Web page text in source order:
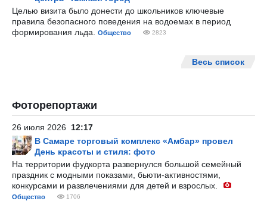
Целью визита было донести до школьников ключевые
правила безопасного поведения на водоемах в период
формирования льда.
Общество 2823
Весь список
Фоторепортажи
26 июля 2026 12:17
В Самаре торговый комплекс «Амбар» провел
День красоты и стиля: фото
На территории фудкорта развернулся большой семейный
праздник с модными показами, бьюти-активностями,
конкурсами и развлечениями для детей и взрослых.
Общество 1706